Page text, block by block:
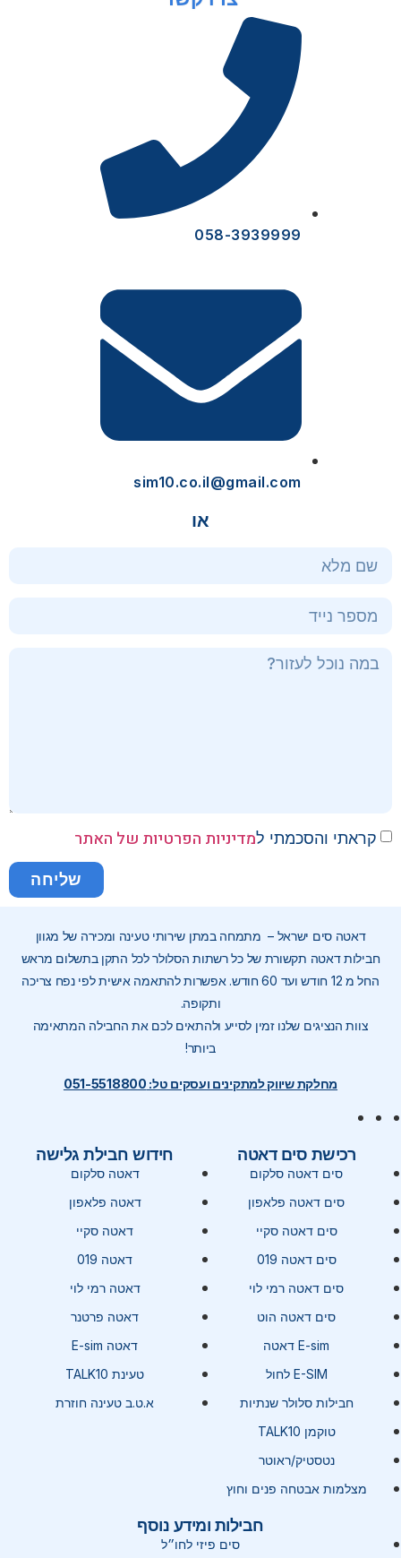
058-3939999
sim10.co.il@gmail.com
או
קראתי והסכמתי למדיניות הפרטיות של האתר
שליחה
דאטה סים ישראל – מתמחה במתן שירותי טעינה ומכירה של מגוון
חבילות דאטה תקשורת של כל רשתות הסלולר לכל התקן בתשלום מראש
החל מ 12 חודש ועד 60 חודש. אפשרות להתאמה אישית לפי נפח צריכה
ותקופה.
צוות הנציגים שלנו זמין לסייע ולהתאים לכם את החבילה המתאימה
ביותר!
מחלקת שיווק למתקינים ועסקים טל: 051-5518800
רכישת סים דאטה
סים דאטה סלקום
סים דאטה פלאפון
סים דאטה סקיי
סים דאטה 019
סים דאטה רמי לוי
סים דאטה הוט
E-sim דאטה
E-SIM לחול
חבילות סלולר שנתיות
טוקמן TALK10
נטסטיק/ראוטר
מצלמות אבטחה פנים וחוץ
חידוש חבילת גלישה
דאטה סלקום
דאטה פלאפון
דאטה סקיי
דאטה 019
דאטה רמי לוי
דאטה פרטנר
דאטה E-sim
טעינת TALK10
א.ט.ב טעינה חוזרת
חבילות ומידע נוסף
סים פיזי לחו״ל